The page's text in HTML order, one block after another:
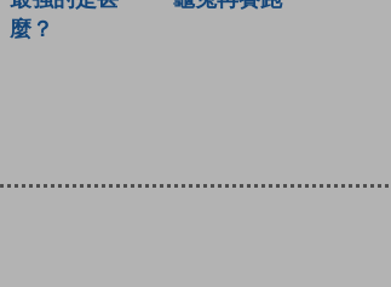
麼？